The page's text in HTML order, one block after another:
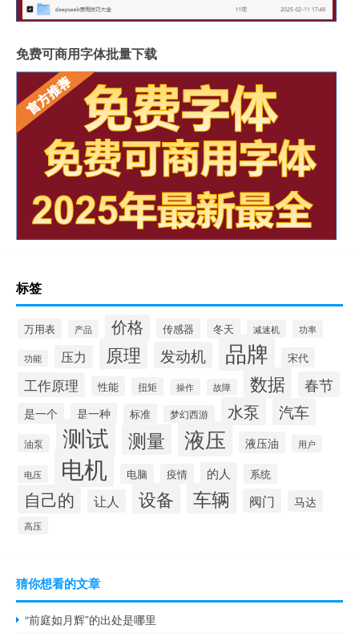
免费可商用字体批量下载
标签
万用表 产品 价格 传感器 冬天 减速机 功率
功能 压力 原理 发动机 品牌 宋代
工作原理 性能 扭矩 操作 故障 数据 春节
是一个 是一种 标准 梦幻西游 水泵 汽车
油泵 测试 测量 液压 液压油 用户
电压 电机 电脑 疫情 的人 系统
自己的 让人 设备 车辆 阀门 马达
高压
猜你想看的文章
“前庭如月辉”的出处是哪里